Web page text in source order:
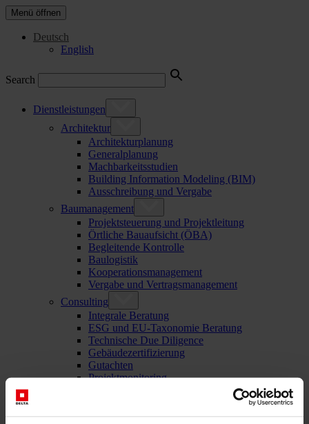
Menü öffnen
Deutsch
English
Search
Dienstleistungen
Architektur
Architekturplanung
Generalplanung
Machbarkeitsstudien
Building Information Modeling (BIM)
Ausschreibung und Vergabe
Baumanagement
Projektsteuerung und Projektleitung
Örtliche Bauaufsicht (ÖBA)
Begleitende Kontrolle
Baulogistik
Kooperationsmanagement
Vergabe und Vertragsmanagement
Consulting
Integrale Beratung
ESG und EU-Taxonomie Beratung
Technische Due Diligence
Gebäudezertifizierung
Gutachten
Projektmonitoring
Über uns